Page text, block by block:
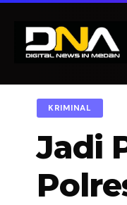
KRIMINAL
Jadi